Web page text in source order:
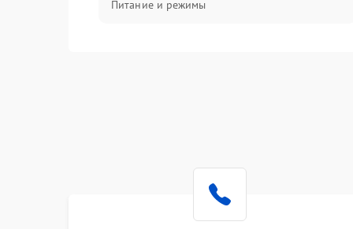
Питание и режимы